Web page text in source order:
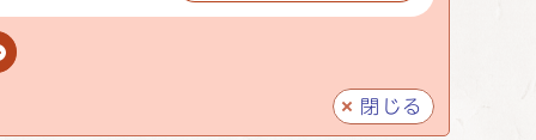
閉じる